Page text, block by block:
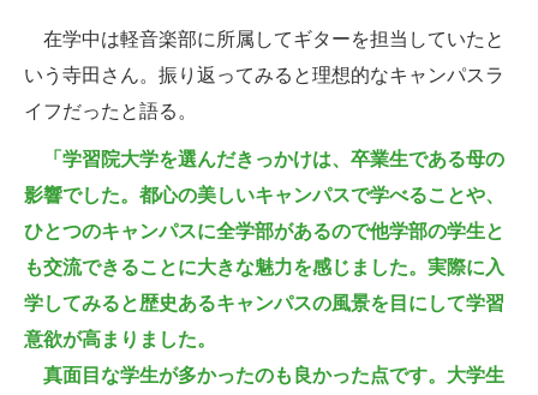
在学中は軽音楽部に所属してギターを担当していたと
いう寺田さん。振り返ってみると理想的なキャンパスラ
イフだったと語る。
「学習院大学を選んだきっかけは、卒業生である母の
影響でした。都心の美しいキャンパスで学べることや、
ひとつのキャンパスに全学部があるので他学部の学生と
も交流できることに大きな魅力を感じました。実際に入
学してみると歴史あるキャンパスの風景を目にして学習
意欲が高まりました。
真面目な学生が多かったのも良かった点です。大学生